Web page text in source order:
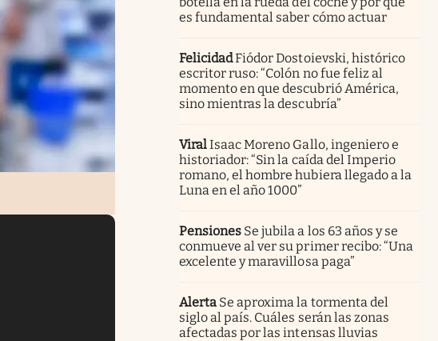
es fundamental saber cómo actuar
FelicidadFiódor Dostoievski, histórico
escritor ruso: “Colón no fue feliz al
momento en que descubrió América,
sino mientras la descubría”
ViralIsaac Moreno Gallo, ingeniero e
historiador: “Sin la caída del Imperio
romano, el hombre hubiera llegado a la
Luna en el año 1000”
Pensiones Se jubila a los 63 años y se
conmueve al ver su primer recibo: “Una
excelente y maravillosa paga”
Alerta Se aproxima la tormenta del
siglo al país. Cuáles serán las zonas
afectadas por las intensas lluvias